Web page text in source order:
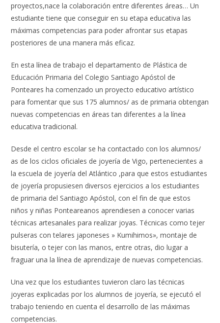
proyectos,nace la colaboración entre diferentes áreas… Un
estudiante tiene que conseguir en su etapa educativa las
máximas competencias para poder afrontar sus etapas
posteriores de una manera más eficaz.
En esta línea de trabajo el departamento de Plástica de
Educación Primaria del Colegio Santiago Apóstol de
Ponteares ha comenzado un proyecto educativo artístico
para fomentar que sus 175 alumnos/ as de primaria obtengan
nuevas competencias en áreas tan diferentes a la línea
educativa tradicional.
Desde el centro escolar se ha contactado con los alumnos/
as de los ciclos oficiales de joyería de Vigo, pertenecientes a
la escuela de joyería del Atlántico ,para que estos estudiantes
de joyería propusiesen diversos ejercicios a los estudiantes
de primaria del Santiago Apóstol, con el fin de que estos
niños y niñas Ponteareanos aprendiesen a conocer varias
técnicas artesanales para realizar joyas. Técnicas como tejer
pulseras con telares japoneses » Kumihimos», montaje de
bisutería, o tejer con las manos, entre otras, dio lugar a
fraguar una la línea de aprendizaje de nuevas competencias.
Una vez que los estudiantes tuvieron claro las técnicas
joyeras explicadas por los alumnos de joyería, se ejecutó el
trabajo teniendo en cuenta el desarrollo de las máximas
competencias.